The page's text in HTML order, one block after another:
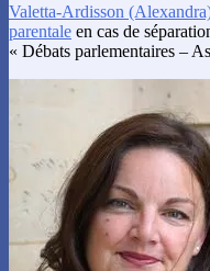
Valetta-Ardisson
parentale en cas de
« Débats parlementaires –